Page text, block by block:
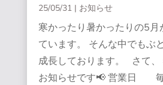
25/05/31| お知らせ
寒かったり暑かったりの5月
ています。 そんな中でもぶ
成長しております。 さて、
お知らせです📢 営業日